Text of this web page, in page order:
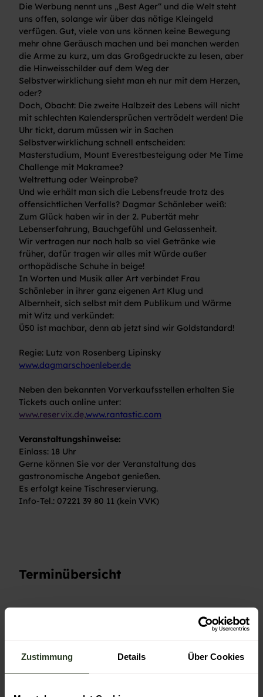
Zustimmung Details Über Cookies
Die Werbung nennt uns „Best Ager“ und die Welt steht
uns offen, solange wir über das nötige Kleingeld
verfügen. Gut, viele von uns können keine Bewegung
mehr ohne Geräusch machen und bei manchen werden
die Arme zu kurz, um das Großgedruckte zu lesen, aber
die Hinweisschilder auf dem Weg der
Selbstverwirklichung sieht man eh nur mit dem Herzen,
oder?
Doch, Obacht: Die zweite Halbzeit des Lebens will nicht
mit schlechten Kalendersprüchen vertrödelt werden! Die
Uhr tickt, darum müssen wir in Sachen
Selbstverwirklichung schnell entscheiden:
Masterstudium, Mount Everestbesteigung oder Me Time
Challenge mit Makramee?
Weltrettung oder Weinprobe?
Und wie erhält man sich die Lebensfreude trotz des
offensichtlichen Verfalls? Dagmar Schönleber weiß:
Zum Glück haben wir in der 2. Pubertät mehr
Lebenserfahrung, Bauchgefühl und Gelassenheit.
Wir vertragen nur noch halb so viel Getränke wie
früher, dafür tragen wir alles mit Würde außer
orthopädische Schuhe in beige!
In Worten und Musik aller Art verbindet Frau
Schönleber in ihrer ganz eigenen Art Klug und
Albernheit, sich selbst mit dem Publikum und Wärme
mit Witz und verkündet:
Ü50 ist machbar, denn ab jetzt sind wir Goldstandard!
Regie: Lutz von Rosenberg Lipinsky
www.dagmarschoenleber.de
Neben den bekannten Vorverkaufsstellen erhalten Sie
Tickets auch online unter:
www.reservix.de,www.rantastic.com
Veranstaltungshinweise:
Einlass: 18 Uhr
Gerne können Sie vor der Veranstaltung das
gastronomische Angebot genießen.
Es erfolgt keine Tischreservierung.
Info-Tel.: 07221 39 80 11 (kein VVK)
Terminübersicht